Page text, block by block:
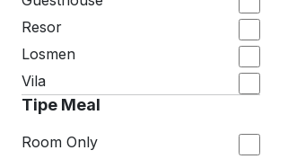
Resor
Losmen
Vila
Tipe Meal
Room Only